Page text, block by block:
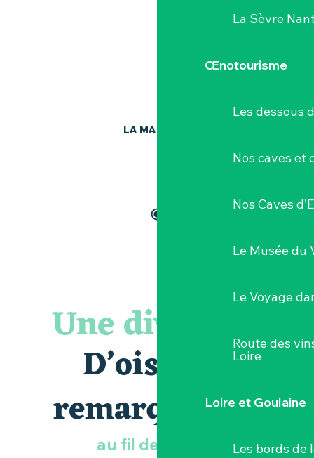
La Sèvre
Œnotourisme
Les dessous
Nos caves et
Nos Caves
Le Musée du
Le Voyage
Route des
Loire
Loire et Goulaine
Les bords de
LA MAISON BLEUE
Une diversité
D’oiseaux
remarquables
au fil de l’année